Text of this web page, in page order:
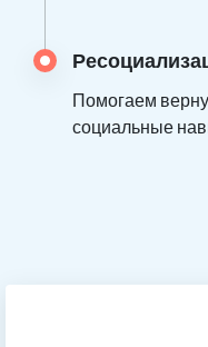
Помогаем
социальные